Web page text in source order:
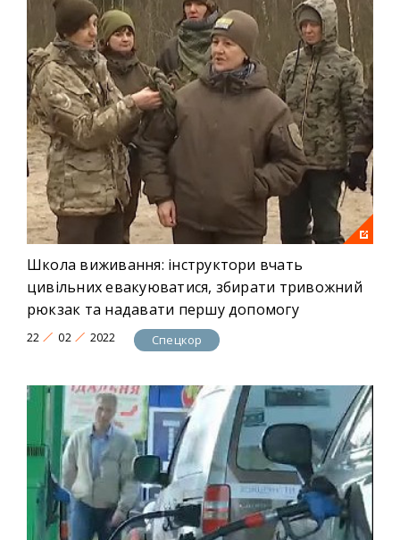
Школа виживання: інструктори вчать
цивільних евакуюватися, збирати тривожний
рюкзак та надавати першу допомогу
22 02 2022 Спецкор